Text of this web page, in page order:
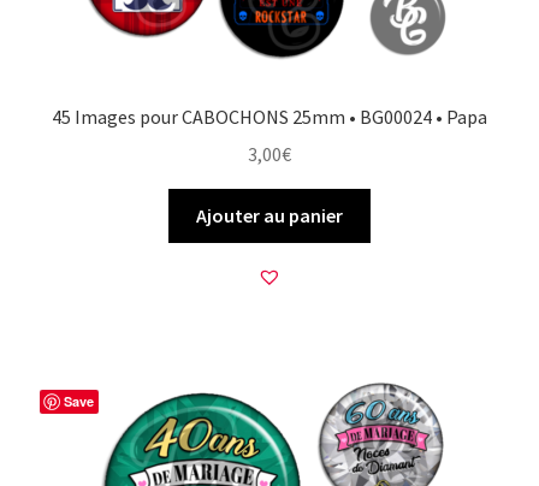
45 Images pour CABOCHONS 25mm • BG00024 • Papa
3,00€
Ajouter au panier
Save